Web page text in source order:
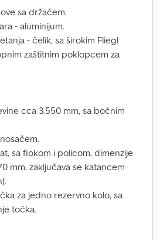
sa držačem.
- aluminijum.
- čelik, sa širokim Fliegl
zaštitnim poklopcem za
cca 3.550 mm, sa bočnim
sa fiokom i policom, dimenzije
mm, zaključava se katancem
za jedno rezervno kolo, sa
točka.